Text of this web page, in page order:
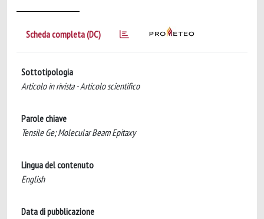
Scheda completa (DC)
Sottotipologia
Articolo in rivista - Articolo scientifico
Parole chiave
Tensile Ge; Molecular Beam Epitaxy
Lingua del contenuto
English
Data di pubblicazione